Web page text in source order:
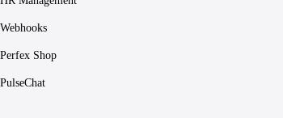
Webhooks
Perfex Shop
PulseChat